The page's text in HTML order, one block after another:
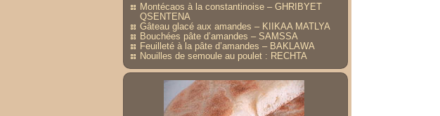
Montécaos à la constantinoise – GHRIBYET
QSENTENA
Gâteau glacé aux amandes – KIIKAA MATLYA
Bouchées pâte d’amandes – SAMSSA
Feuilleté à la pâte d’amandes – BAKLAWA
Nouilles de semoule au poulet : RECHTA